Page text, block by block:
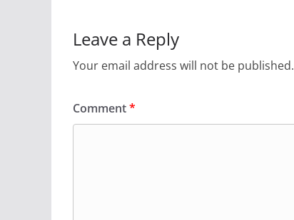
Leave a Reply
Your email address will not be published.
Comment*